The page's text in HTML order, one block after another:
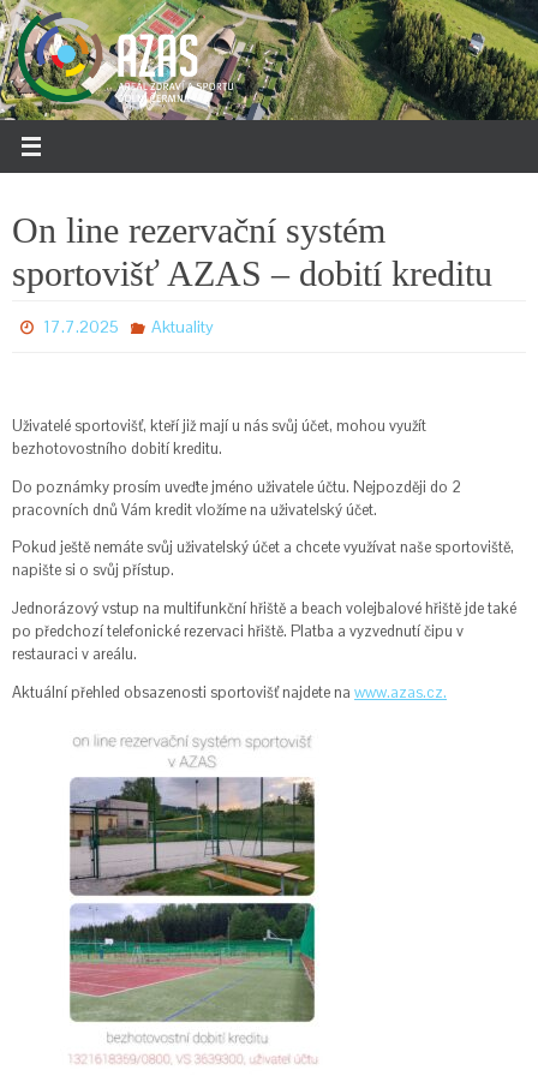
Přeskočit
na
obsah
On line rezervační systém
sportovišť AZAS – dobití kreditu
17.7.2025 Aktuality
Uživatelé sportovišť, kteří již mají u nás svůj účet, mohou využít
bezhotovostního dobití kreditu.
Do poznámky prosím uveďte jméno uživatele účtu. Nejpozději do 2
pracovních dnů Vám kredit vložíme na uživatelský účet.
Pokud ještě nemáte svůj uživatelský účet a chcete využívat naše sportoviště,
napište si o svůj přístup.
Jednorázový vstup na multifunkční hřiště a beach volejbalové hřiště jde také
po předchozí telefonické rezervaci hřiště. Platba a vyzvednutí čipu v
restauraci v areálu.
Aktuální přehled obsazenosti sportovišť najdete na www.azas.cz.